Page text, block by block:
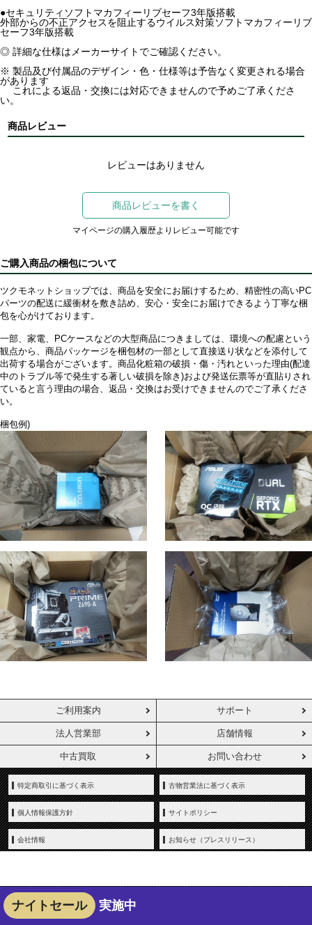
●セキュリティソフトマカフィーリブセーフ3年版搭載
外部からの不正アクセスを阻止するウイルス対策ソフトマカフィーリブ
セーフ3年版搭載
◎ 詳細な仕様はメーカーサイトでご確認ください。
※ 製品及び付属品のデザイン・色・仕様等は予告なく変更される場合
があります
これによる返品・交換には対応できませんので予めご了承くださ
い。
商品レビュー
レビューはありません
商品レビューを書く
マイページの購入履歴よりレビュー可能です
ご購入商品の梱包について
ツクモネットショップでは、商品を安全にお届けするため、精密性の高いPC
パーツの配送に緩衝材を敷き詰め、安心・安全にお届けできるよう丁寧な梱
包を心がけております。
一部、家電、PCケースなどの大型商品につきましては、環境への配慮という
観点から、商品パッケージを梱包材の一部として直接送り状などを添付して
出荷する場合がございます。商品化粧箱の破損・傷・汚れといった理由(配達
中のトラブル等で発生する著しい破損を除き)および発送伝票等が直貼りされ
ていると言う理由の場合、返品・交換はお受けできませんのでご了承くださ
い。
梱包例)
ご利用案内 サポート
法人営業部 店舗情報
中古買取 お問い合わせ
特定商取引に基づく表示 古物営業法に基づく表示
個人情報保護方針 サイトポリシー
会社情報 お知らせ（プレスリリース）
Copyright © YAMADA-DENKI Co., Ltd. All rights reserved.
ナイトセール 実施中